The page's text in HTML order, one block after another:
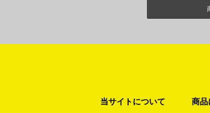
当サイトについて 商品